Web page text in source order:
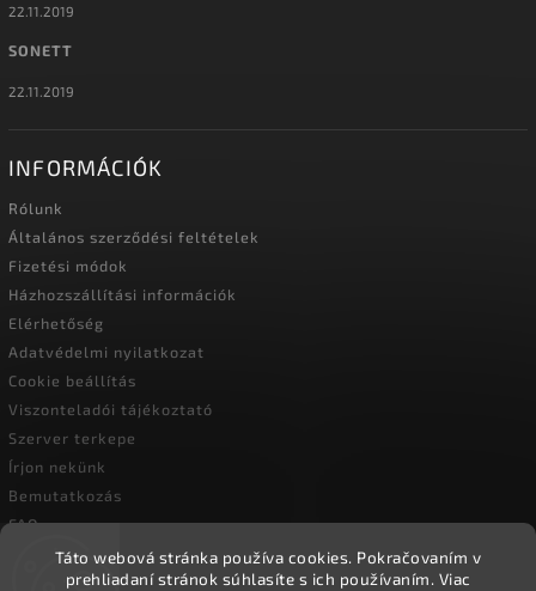
Táto webová stránka používa cookies. Pokračovaním v
prehliadaní stránok súhlasíte s ich používaním. Viac
22.11.2019
SONETT
22.11.2019
INFORMÁCIÓK
Rólunk
Általános szerződési feltételek
Fizetési módok
Házhozszállítási információk
Elérhetőség
Adatvédelmi nyilatkozat
Cookie beállítás
Viszonteladói tájékoztató
Szerver terkepe
Írjon nekünk
Bemutatkozás
FAQ
Vásárlási útmutató